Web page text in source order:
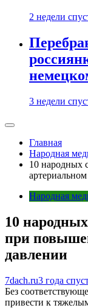
2 недели
3 недели
Главная
Народная
10 народных
Народная
10
при
давлении
7dach.ru3 года
Без
привести к